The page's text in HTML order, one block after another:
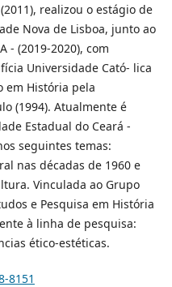
realizou o estágio de
Nova de Lisboa, junto ao
- (2019-2020), com
Universidade Cató- lica
em História pela
(1994). Atualmente é
Estadual do Ceará -
seguintes temas:
nas décadas de 1960 e
Vinculada ao Grupo
e Pesquisa em História
à linha de pesquisa:
ético-estéticas.
8151